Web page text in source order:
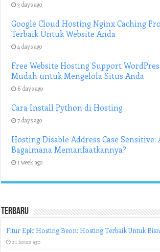
3 days ago
Google Cloud Hosting Nginx Caching
Terbaik Untuk Website Anda
4 days ago
Free Website Hosting Support
Mudah untuk Mengelola Situs Anda
6 days ago
Cara Install Python di Hosting
7 days ago
Hosting Disable Address Case
Bagaimana Memanfaatkannya?
1 week ago
Terbaru
Fitur Epic Hosting Beon: Hosting Terbaik Untuk
21 hours ago